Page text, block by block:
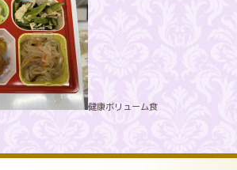
健康ボリューム食